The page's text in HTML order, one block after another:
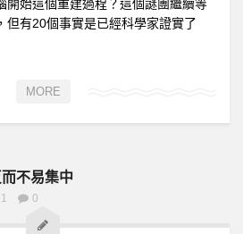
開始這個重建過程？這個謎團繼續等
但有20個事實是已經科學家證實了
MORE
不易集中
0